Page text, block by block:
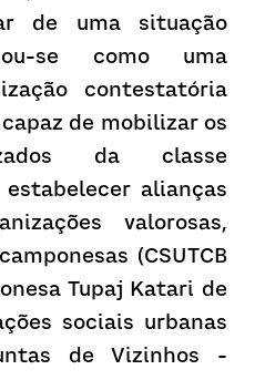
de uma situação
se como uma
contestatória
de mobilizar os
da classe
alianças
valorosas,
(CSUTCB
Tupaj Katari de
sociais urbanas
de Vizinhos -